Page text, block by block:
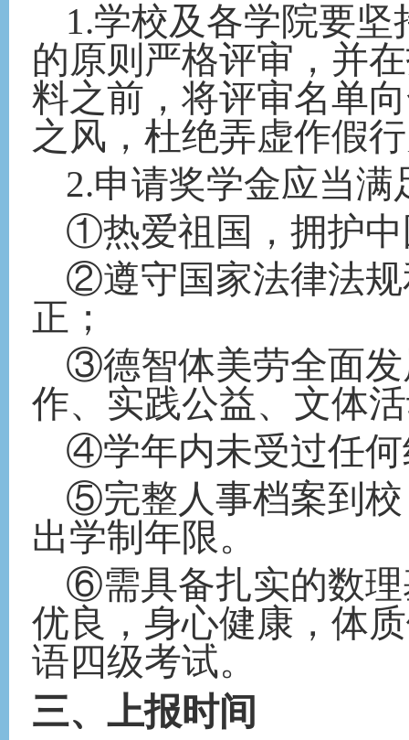
1.学校及各学院要坚
的原则严格评审，并
料之前，将评审名单
之风，杜绝弄虚作假
2.申请奖学金应当满
①热爱祖国，拥护
②遵守国家法律法
正；
③德智体美劳全面发
作、实践公益、文体
④学年内未受过任何
⑤完整人事档案到校
出学制年限。
⑥需具备扎实的数理
优良，身心健康，体
语四级考试。
三、上报时间